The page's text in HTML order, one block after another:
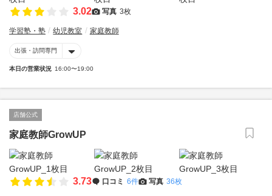
3.02 写真 3枚
学習塾・塾 幼児教室 家庭教師
出張・訪問専門
本日の営業状況 16:00〜19:00
店舗公式
家庭教師GrowUP
3.73 口コミ 6件 写真 36枚